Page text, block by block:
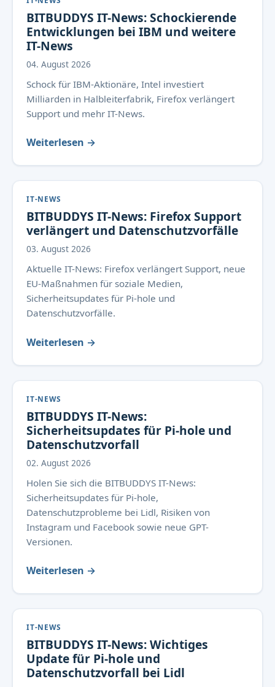
BITBUDDYS IT-News: Schockierende
Entwicklungen bei IBM und weitere
IT-News
04. August 2026
Schock für IBM-Aktionäre, Intel investiert
Milliarden in Halbleiterfabrik, Firefox verlängert
Support und mehr IT-News.
Weiterlesen →
IT-NEWS
BITBUDDYS IT-News: Firefox Support
verlängert und Datenschutzvorfälle
03. August 2026
Aktuelle IT-News: Firefox verlängert Support, neue
EU-Maßnahmen für soziale Medien,
Sicherheitsupdates für Pi-hole und
Datenschutzvorfälle.
Weiterlesen →
IT-NEWS
BITBUDDYS IT-News:
Sicherheitsupdates für Pi-hole und
Datenschutzvorfall
02. August 2026
Holen Sie sich die BITBUDDYS IT-News:
Sicherheitsupdates für Pi-hole,
Datenschutzprobleme bei Lidl, Risiken von
Instagram und Facebook sowie neue GPT-
Versionen.
Weiterlesen →
IT-NEWS
BITBUDDYS IT-News: Wichtiges
Update für Pi-hole und
Datenschutzvorfall bei Lidl